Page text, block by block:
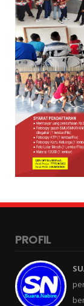
PROFIL